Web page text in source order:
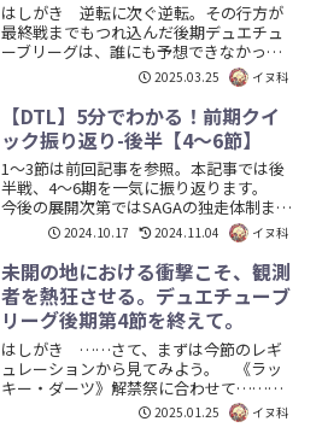
はしがき 逆転に次ぐ逆転。その行方が
最終戦までもつれ込んだ後期デュエチュ
ーブリーグは、誰にも予想できなかった
flat-の2連勝によるFTGの優勝で幕を下ろ
した。 最終節にして膠着状態が一気に
解けた第6節。そこで行われていた駆け引
きを本稿で紐...
2025.03.25 イヌ科
【DTL】5分でわかる！前期クイ
ック振り返り-後半【4～6節】
1～3節は前回記事を参照。本記事では後
半戦、4～6期を一気に振り返ります。
今後の展開次第ではSAGAの独走体制まで
見えた前半戦。魔王軍、FTGの巻き返し
に注目です。 出場選手、その使用デッ
キ及び戦績、簡単な講評とともに、その
戦いを振り返っ...
2024.10.17 2024.11.04 イヌ科
未開の地における衝撃こそ、観測
者を熱狂させる。デュエチューブ
リーグ後期第4節を終えて。
はしがき ……さて、まずは今節のレギ
ュレーションから見てみよう。 《ラッ
キー・ダーツ》解禁祭に合わせて……と
いうレギュレーションではあるが、正気
を疑った視聴者がほとんどだろう。無論
2025.01.25 イヌ科